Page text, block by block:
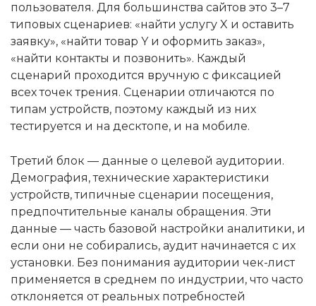
пользователя. Для большинства сайтов это 3–7
типовых сценариев: «найти услугу X и оставить
заявку», «найти товар Y и оформить заказ»,
«найти контакты и позвонить». Каждый
сценарий проходится вручную с фиксацией
всех точек трения. Сценарии отличаются по
типам устройств, поэтому каждый из них
тестируется и на десктопе, и на мобиле.
Третий блок — данные о целевой аудитории.
Демография, технические характеристики
устройств, типичные сценарии посещения,
предпочтительные каналы обращения. Эти
данные — часть базовой настройки аналитики, и
если они не собирались, аудит начинается с их
установки. Без понимания аудитории чек-лист
применяется в среднем по индустрии, что часто
отклоняется от реальных потребностей